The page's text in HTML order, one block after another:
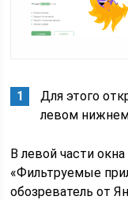
Для этого
левом нижнем
В левой части
«Фильтруемые
обозреватель от